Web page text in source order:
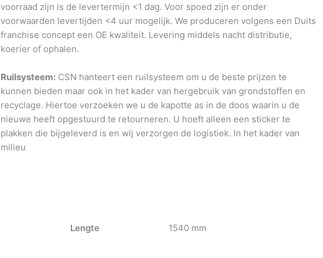
voorraad zijn is de levertermijn <1 dag. Voor spoed zijn er onder
voorwaarden levertijden <4 uur mogelijk. We produceren volgens een Duits
franchise concept een OE kwaliteit. Levering middels nacht distributie,
koerier of ophalen.
Ruilsysteem: CSN hanteert een ruilsysteem om u de beste prijzen te
kunnen bieden maar ook in het kader van hergebruik van grondstoffen en
recyclage. Hiertoe verzoeken we u de kapotte as in de doos waarin u de
nieuwe heeft opgestuurd te retourneren. U hoeft alleen een sticker te
plakken die bijgeleverd is en wij verzorgen de logistiek. In het kader van
milieu
Lengte 1540 mm